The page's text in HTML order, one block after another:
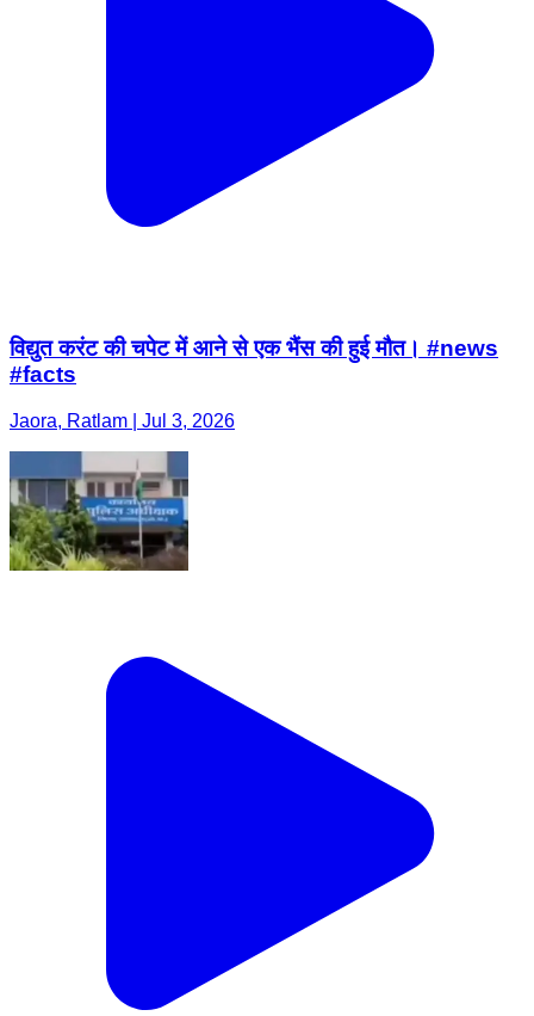
विद्युत करंट की चपेट में आने से एक भैंस की हुई मौत। #news
#facts
Jaora, Ratlam | Jul 3, 2026